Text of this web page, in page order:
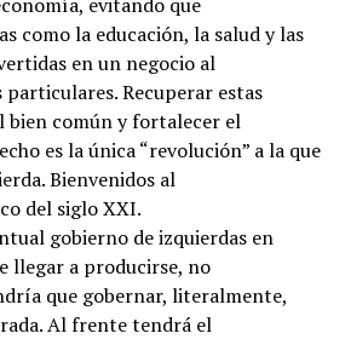
como la educación, la salud y las
en un negocio al
particulares. Recuperar estas
bien común y fortalecer el
es la única “revolución” a la que
Bienvenidos al
del siglo XXI.
gobierno de izquierdas en
llegar a producirse, no
que gobernar, literalmente,
Al frente tendrá el